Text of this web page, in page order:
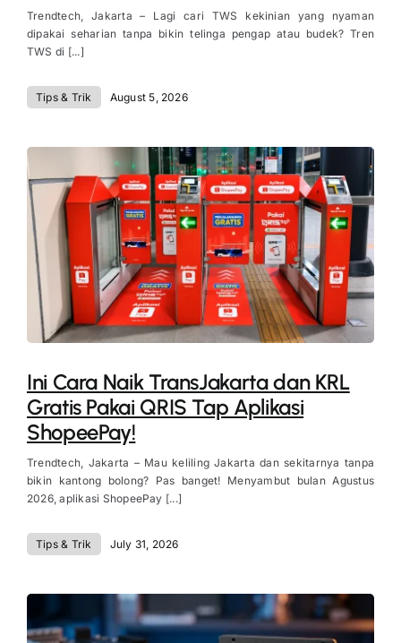
Trendtech, Jakarta – Lagi cari TWS kekinian yang nyaman
dipakai seharian tanpa bikin telinga pengap atau budek? Tren
TWS di [...]
Tips & Trik August 5, 2026
Ini Cara Naik TransJakarta dan KRL
Gratis Pakai QRIS Tap Aplikasi
ShopeePay!
Trendtech, Jakarta – Mau keliling Jakarta dan sekitarnya tanpa
bikin kantong bolong? Pas banget! Menyambut bulan Agustus
2026, aplikasi ShopeePay [...]
Tips & Trik July 31, 2026